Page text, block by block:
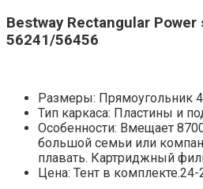
Bestway Rectangular
56241/56456
Размеры: Прямоугольник
Тип каркаса: Пластины и
Особенности: Вмещает
большой семьи или
плавать. Картриджный
Цена: Тент в комплекте.24-